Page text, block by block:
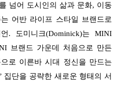
넘어 도시인의 삶과 문화, 이동
어반 라이프 스타일 브랜드로
. 도미니크(Dominick)는 MINI
브랜드 가운데 처음으로 만든
로 이른바 시대 정신을 만드는
집단을 공략한 새로운 형태의 서